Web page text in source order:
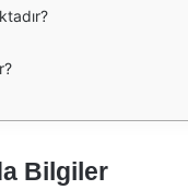
Bilgiler